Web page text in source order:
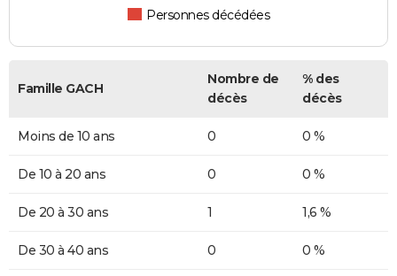
Personnes décédées
Famille GACH
Nombre de
décès
% des
décès
Moins de 10 ans 0 0 %
De 10 à 20 ans 0 0 %
De 20 à 30 ans 1 1,6 %
De 30 à 40 ans 0 0 %